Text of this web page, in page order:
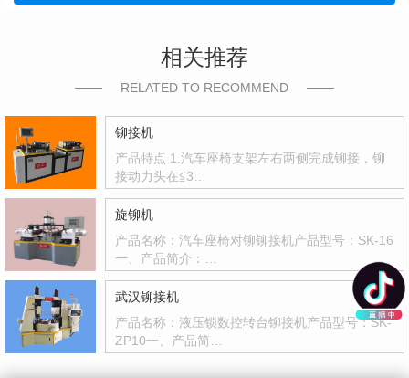
相关推荐
RELATED TO RECOMMEND
铆接机
产品特点 1.汽车座椅支架左右两侧完成铆接，铆
接动力头在≦3…
旋铆机
产品名称：汽车座椅对铆铆接机产品型号：SK-16
一、产品简介：…
武汉铆接机
产品名称：液压锁数控转台铆接机产品型号：SK-
ZP10一、产品简…